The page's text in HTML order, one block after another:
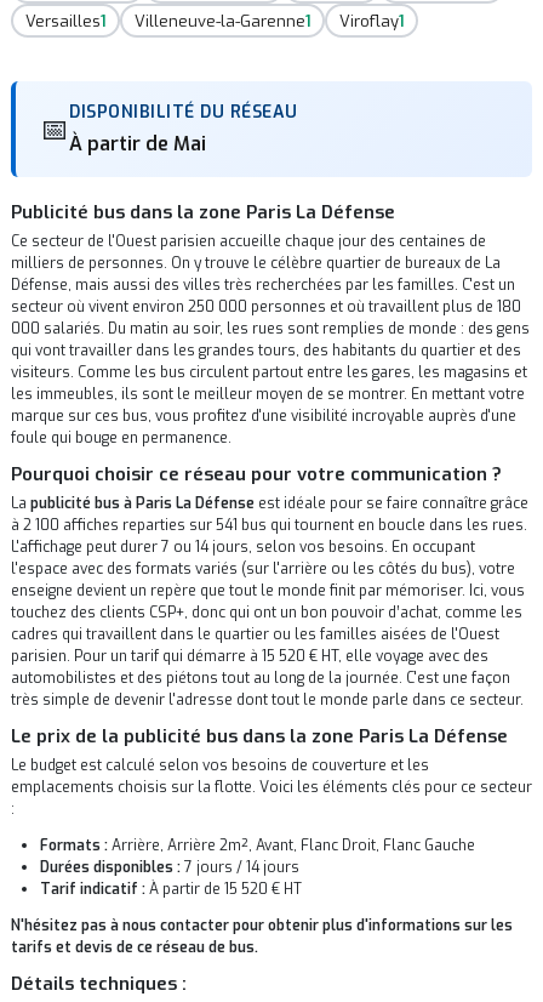
Versailles1 Villeneuve-la-Garenne1 Viroflay1
📅 DISPONIBILITÉ DU RÉSEAU
À partir de Mai
Publicité bus dans la zone Paris La Défense
Ce secteur de l'Ouest parisien accueille chaque jour des centaines de
milliers de personnes. On y trouve le célèbre quartier de bureaux de La
Défense, mais aussi des villes très recherchées par les familles. C'est un
secteur où vivent environ 250 000 personnes et où travaillent plus de 180
000 salariés. Du matin au soir, les rues sont remplies de monde : des gens
qui vont travailler dans les grandes tours, des habitants du quartier et des
visiteurs. Comme les bus circulent partout entre les gares, les magasins et
les immeubles, ils sont le meilleur moyen de se montrer. En mettant votre
marque sur ces bus, vous profitez d'une visibilité incroyable auprès d'une
foule qui bouge en permanence.
Pourquoi choisir ce réseau pour votre communication ?
La publicité bus à Paris La Défense est idéale pour se faire connaître grâce
à 2 100 affiches reparties sur 541 bus qui tournent en boucle dans les rues.
L'affichage peut durer 7 ou 14 jours, selon vos besoins. En occupant
l'espace avec des formats variés (sur l'arrière ou les côtés du bus), votre
enseigne devient un repère que tout le monde finit par mémoriser. Ici, vous
touchez des clients CSP+, donc qui ont un bon pouvoir d’achat, comme les
cadres qui travaillent dans le quartier ou les familles aisées de l'Ouest
parisien. Pour un tarif qui démarre à 15 520 € HT, elle voyage avec des
automobilistes et des piétons tout au long de la journée. C'est une façon
très simple de devenir l'adresse dont tout le monde parle dans ce secteur.
Le prix de la publicité bus dans la zone Paris La Défense
Le budget est calculé selon vos besoins de couverture et les
emplacements choisis sur la flotte. Voici les éléments clés pour ce secteur
:
Formats :Arrière, Arrière 2m², Avant, Flanc Droit, Flanc Gauche
Durées disponibles :7 jours / 14 jours
Tarif indicatif :À partir de 15 520 € HT
N'hésitez pas à nous contacter pour obtenir plus d'informations sur les
tarifs et devis de ce réseau de bus.
Détails techniques :